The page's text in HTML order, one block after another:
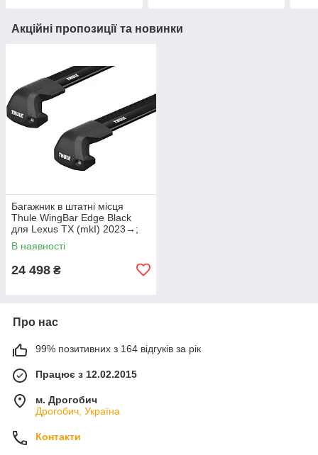
Акційні пропозиції та новинки
Багажник в штатні місця
Thule WingBar Edge Black
для Lexus TX (mkI) 2023→;
Toyota Grand Highlander (mkI)
2023→ (TH
В наявності
24 498 ₴
Про нас
99% позитивних з 164 відгуків за рік
Працює з 12.02.2015
м. Дрогобич
Дрогобич, Україна
Контакти